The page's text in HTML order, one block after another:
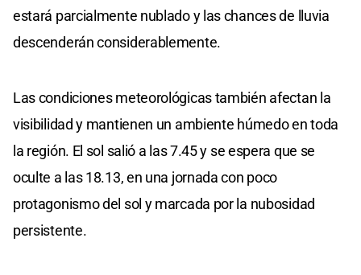
estará parcialmente nublado y las chances de lluvia
descenderán considerablemente.
Las condiciones meteorológicas también afectan la
visibilidad y mantienen un ambiente húmedo en toda
la región. El sol salió a las 7.45 y se espera que se
oculte a las 18.13, en una jornada con poco
protagonismo del sol y marcada por la nubosidad
persistente.